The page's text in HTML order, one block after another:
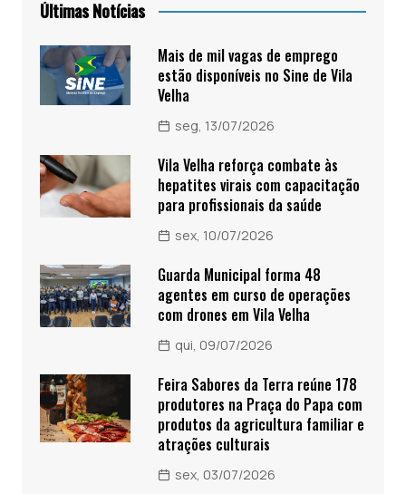
Últimas Notícias
Mais de mil vagas de emprego
estão disponíveis no Sine de Vila
Velha
seg, 13/07/2026
Vila Velha reforça combate às
hepatites virais com capacitação
para profissionais da saúde
sex, 10/07/2026
Guarda Municipal forma 48
agentes em curso de operações
com drones em Vila Velha
qui, 09/07/2026
Feira Sabores da Terra reúne 178
produtores na Praça do Papa com
produtos da agricultura familiar e
atrações culturais
sex, 03/07/2026